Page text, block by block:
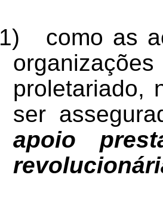
1)
como as
proletariado,
ser
apoio